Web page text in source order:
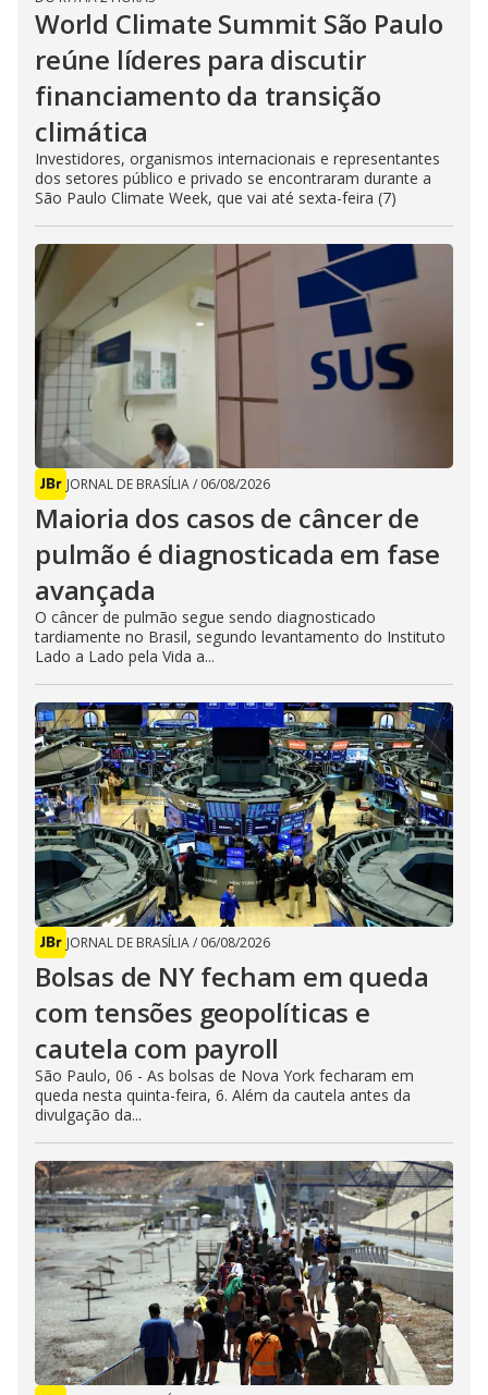
World Climate Summit São Paulo
reúne líderes para discutir
financiamento da transição
climática
Investidores, organismos internacionais e representantes
dos setores público e privado se encontraram durante a
São Paulo Climate Week, que vai até sexta-feira (7)
JORNAL DE BRASÍLIA/ 06/08/2026
Maioria dos casos de câncer de
pulmão é diagnosticada em fase
avançada
O câncer de pulmão segue sendo diagnosticado
tardiamente no Brasil, segundo levantamento do Instituto
Lado a Lado pela Vida a...
JORNAL DE BRASÍLIA/ 06/08/2026
Bolsas de NY fecham em queda
com tensões geopolíticas e
cautela com payroll
São Paulo, 06 - As bolsas de Nova York fecharam em
queda nesta quinta-feira, 6. Além da cautela antes da
divulgação da...